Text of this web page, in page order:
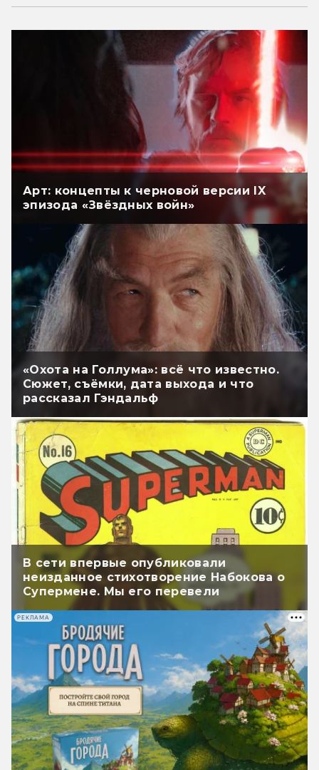
Арт: концепты к черновой версии IX
эпизода «Звёздных войн»
«Охота на Голлума»: всё что известно.
Сюжет, съёмки, дата выхода и что
рассказал Гэндальф
В сети впервые опубликовали
неизданное стихотворение Набокова о
Супермене. Мы его перевели
РЕКЛАМА